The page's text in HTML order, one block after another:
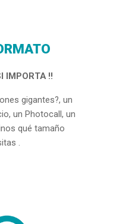
IMPORTA !!
gigantes?, un
un Photocall, un
qué tamaño
.